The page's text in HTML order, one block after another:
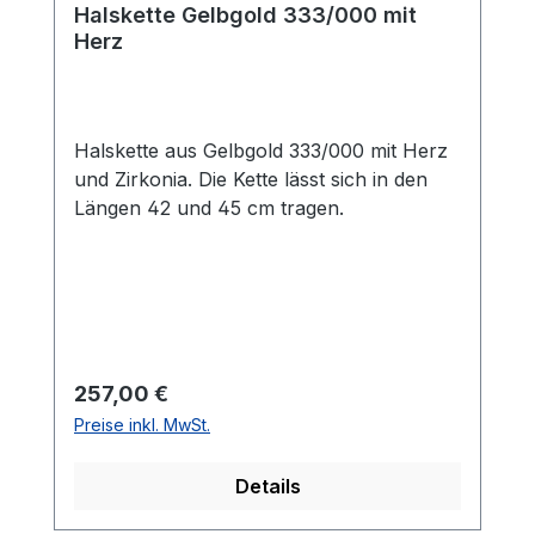
Halskette Gelbgold 333/000 mit
Herz
Halskette aus Gelbgold 333/000 mit Herz
und Zirkonia. Die Kette lässt sich in den
Längen 42 und 45 cm tragen.
Regulärer Preis:
257,00 €
Preise inkl. MwSt.
Details